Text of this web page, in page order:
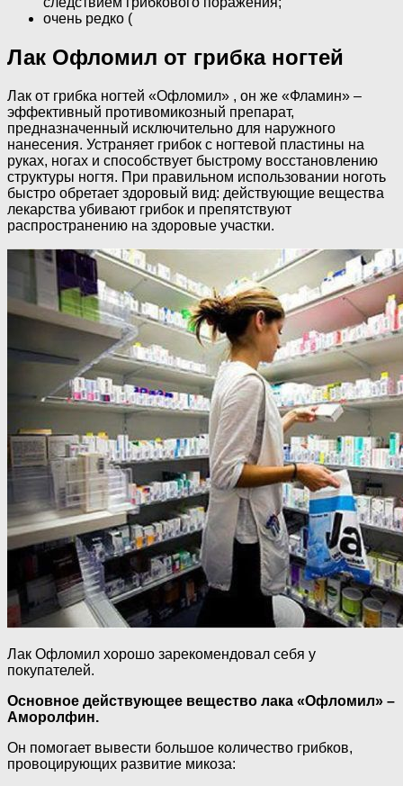
очень редко (
Лак Офломил от грибка ногтей
Лак от грибка ногтей «Офломил» , он же «Фламин» –
эффективный противомикозный препарат,
предназначенный исключительно для наружного
нанесения. Устраняет грибок с ногтевой пластины на
руках, ногах и способствует быстрому восстановлению
структуры ногтя. При правильном использовании ноготь
быстро обретает здоровый вид: действующие вещества
лекарства убивают грибок и препятствуют
распространению на здоровые участки.
Лак Офломил хорошо зарекомендовал себя у
покупателей.
Основное действующее вещество лака «Офломил» –
Аморолфин.
Он помогает вывести большое количество грибков,
провоцирующих развитие микоза: